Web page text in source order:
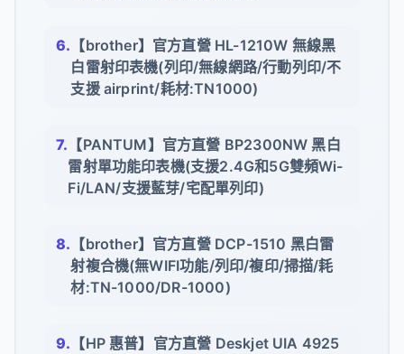
【brother】官方直營 HL-1210W 無線黑
白雷射印表機(列印/無線網路/行動列印/不
支援 airprint/耗材:TN1000)
【PANTUM】官方直營 BP2300NW 黑白
雷射單功能印表機(支援2.4G和5G雙頻Wi-
Fi/LAN/支援藍芽/宅配單列印)
【brother】官方直營 DCP-1510 黑白雷
射複合機(無WIFI功能/列印/複印/掃描/耗
材:TN-1000/DR-1000)
【HP 惠普】官方直營 Deskjet UIA 4925